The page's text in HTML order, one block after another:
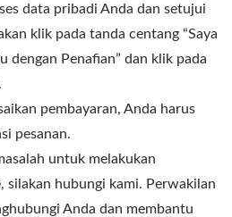
data pribadi Anda dan setujui
klik pada tanda centang “Saya
dengan Penafian” dan klik pada
pembayaran, Anda harus
pesanan.
untuk melakukan
silakan hubungi kami. Perwakilan
Anda dan membantu